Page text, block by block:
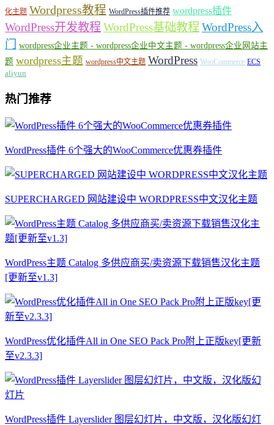
化主题 Wordpress教程 WordPress插件推荐 wordpress插件
WordPress开发教程WordPress基础教程WordPress入
门 wordpress企业主题 - wordpress企业中文主题 - wordpress企业网站主
题 wordpress主题 wordpress中文主题 WordPress WooCommerce ECS
aliyun
热门推荐
WordPress插件 6个强大的WooCommerce优惠券插件
SUPERCHARGED 网站建设中 WORDPRESS中文汉化主题
WordPress主题 Catalog 多供应商买/卖资源下载销售汉化主题
[更新至v1.3]
WordPress优化插件All in One SEO Pack Pro附上正版key[更新
至v2.3.3]
WordPress插件 Layerslider 图层幻灯片，中文版，汉化版幻灯